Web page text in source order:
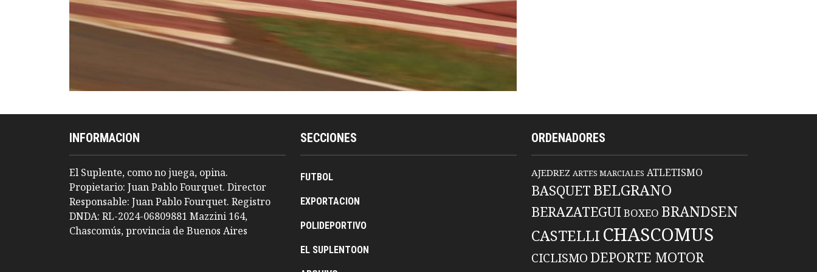
INFORMACION
El Suplente, como no juega, opina.
Propietario: Juan Pablo Fourquet. Director
Responsable: Juan Pablo Fourquet. Registro
DNDA: RL-2024-06809881 Mazzini 164,
Chascomús, provincia de Buenos Aires
SECCIONES
FUTBOL
EXPORTACION
POLIDEPORTIVO
EL SUPLENTOON
ORDENADORES
AJEDREZ ARTES MARCIALES ATLETISMO
BASQUET BELGRANO
BERAZATEGUIBOXEO BRANDSEN
CASTELLI CHASCOMUS
CICLISMO DEPORTE MOTOR